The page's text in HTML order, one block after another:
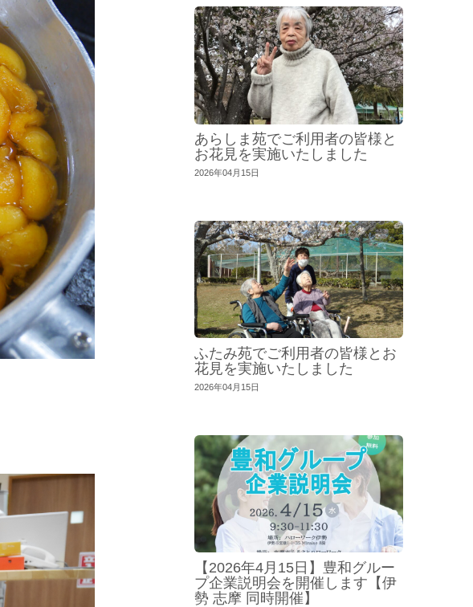
あらしま苑でご利用者の皆様と
お花見を実施いたしました
2026年04月15日
ふたみ苑でご利用者の皆様とお
花見を実施いたしました
2026年04月15日
【2026年4月15日】豊和グルー
プ企業説明会を開催します【伊
勢 志摩 同時開催】